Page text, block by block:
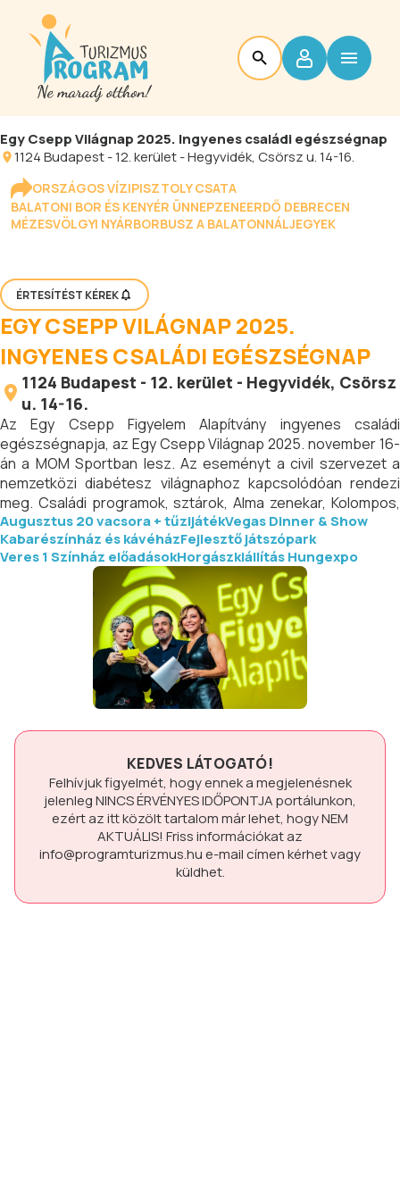
Egy Csepp Világnap 2025. Ingyenes családi egészségnap
1124Budapest-12. kerület - Hegyvidék, Csörsz u. 14-16.
ORSZÁGOS VÍZIPISZTOLY CSATA
BALATONI BOR ÉS KENYÉR ÜNNEPZENEERDŐ DEBRECEN
MÉZESVÖLGYI NYÁRBORBUSZ A BALATONNÁLJEGYEK
ÉRTESÍTÉST KÉREK
EGY CSEPP VILÁGNAP 2025.
INGYENES CSALÁDI EGÉSZSÉGNAP
1124 Budapest - 12. kerület - Hegyvidék, Csörsz
u. 14-16.
Az Egy Csepp Figyelem Alapítvány ingyenes családi
egészségnapja, az Egy Csepp Világnap 2025. november 16-
án a MOM Sportban lesz. Az eseményt a civil szervezet a
nemzetközi diabétesz világnaphoz kapcsolódóan rendezi
meg. Családi programok, sztárok, Alma zenekar, Kolompos,
X-Faktor koncert, egészségügyi szűrések, ugrálóvár,
játszóház, tombola, kiállítók, diabétesz séta Erős Antónia
vezetésével.
Augusztus 20 vacsora + tűzijátékVegas Dinner & Show
Kabarészínház és kávéházFejlesztő játszópark
Veres 1 Színház előadásokHorgászkiállítás Hungexpo
KEDVES LÁTOGATÓ!
Felhívjuk figyelmét, hogy ennek a megjelenésnek
jelenlegNINCS ÉRVÉNYES IDŐPONTJAportálunkon,
ezért az itt közölt tartalom már lehet, hogyNEM
AKTUÁLIS! Friss információkat az
info@programturizmus.hue-mail címen kérhet vagy
küldhet.